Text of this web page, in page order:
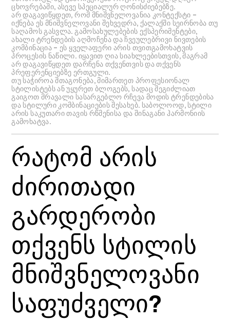
ცხოვრებაში, ასევე სპეციალურ ღონისძიებებზე.
არ დაგავიწყდეთ, რომ მნიშვნელოვანია კონტექსტი –
იქნება ეს მნიშვნელოვანი შეხვედრა, ქალაქში სეირნობა თუ
საღამოს გასვლა. გამოსახულებების ექსპერიმენტები,
ახალი ტრენდების აღმოჩენა და ჩვეულებრივი ნივთების
კომბინაცია – ეს ყველაფერი არის თვითგამოხატვის
პროცესის ნაწილი. იყავით ღია სიახლეებისთვის, მაგრამ
არ დაგავიწყდეთ დარჩენა თქვენთვის და თქვენს
პრეფერენციებზე ერთგული.
თუ საჭიროა შთაგონება, მიმართეთ პროფესიონალ
სტილისტებს ან უყურეთ ბლოგებს, სადაც შეგიძლიათ
გაიგოთ მრავალი სასარგებლო რჩევა მოდის ტრენდებისა
და სტილური კომბინაციების შესახებ. საბოლოოდ, სტილი
არის საკუთარი თავის რწმენისა და შინაგანი ჰარმონიის
გამოხატვა.
რატომ არის
ძირითადი
გარდერობი
თქვენს სტილის
მნიშვნელოვანი
საფუძველი?